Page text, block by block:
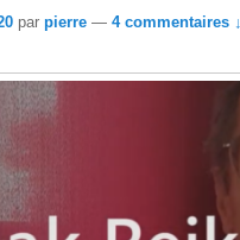
par pierre — 4 commentaires ↓